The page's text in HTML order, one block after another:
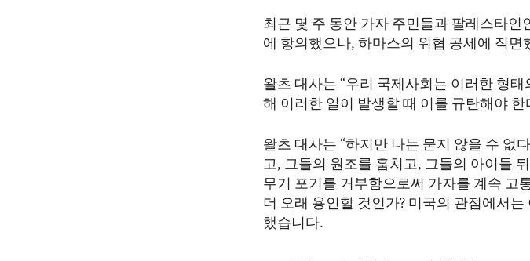
최근 몇 주 동안 가자 주민들과 팔레스타
에 항의했으나, 하마스의 위협 공세에 직면
왈츠 대사는 “우리 국제사회는 이러한 형
해 이러한 일이 발생할 때 이를 규탄해야 한
왈츠 대사는 “하지만 나는 묻지 않을 수 없
고, 그들의 원조를 훔치고, 그들의 아이들
무기 포기를 거부함으로써 가자를 계속 고
더 오래 용인할 것인가? 미국의 관점에서
했습니다.